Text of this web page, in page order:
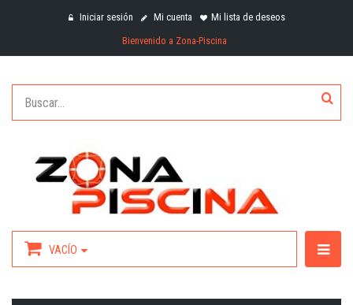
Iniciar sesión Mi cuenta
Mi lista de deseos
Bienvenido a Zona-Piscina
VACÍO